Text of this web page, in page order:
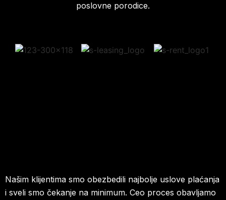
poslovne porodice.
Našim klijentima smo obezbedili najbolje uslove plaćanja
i sveli smo čekanje na minimum. Ceo proces obavljamo